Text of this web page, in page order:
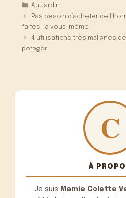
Catégories
Au Jardin
Pas besoin d’acheter de
faites-la vous-même !
4 utilisations très malignes
potager
À
Je suis Mamie Colette